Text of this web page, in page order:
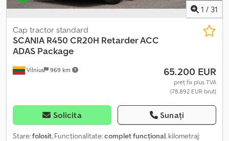
1 / 31
Vilnius 969 km
Cap tractor standard
SCANIA R450 CR20H Retarder ACC
ADAS Package
65.200 EUR
preț fix plus TVA
(78.892 EUR brut)
Solicita Sunați
Stare:folosit, Funcționalitate:complet funcțional, kilometraj: